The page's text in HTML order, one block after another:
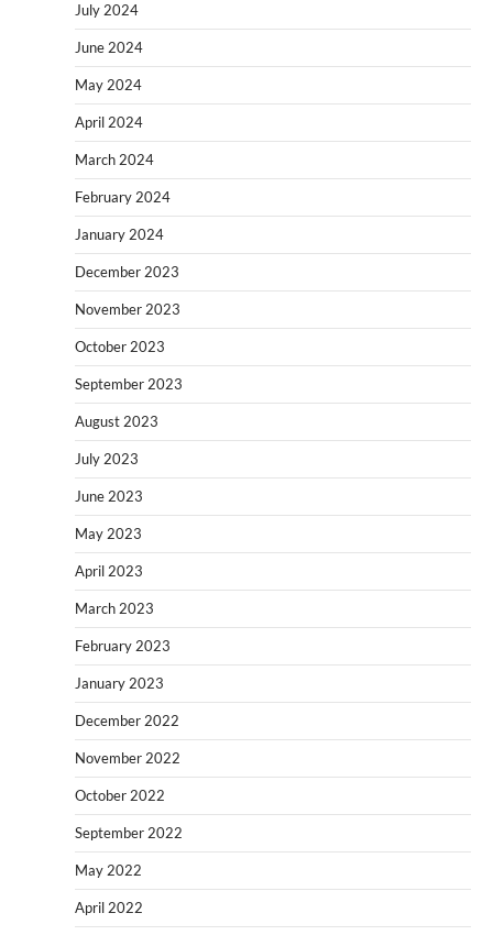
July 2024
June 2024
May 2024
April 2024
March 2024
February 2024
January 2024
December 2023
November 2023
October 2023
September 2023
August 2023
July 2023
June 2023
May 2023
April 2023
March 2023
February 2023
January 2023
December 2022
November 2022
October 2022
September 2022
May 2022
April 2022